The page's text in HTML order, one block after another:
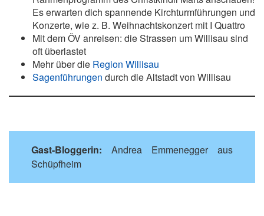
Es erwarten dich spannende Kirchturmführungen und
Konzerte, wie z. B. Weihnachtskonzert mit I Quattro
Mit dem ÖV anreisen: die Strassen um Willisau sind
oft überlastet
Mehr über die Region Willisau
Sagenführungen durch die Altstadt von Willisau
Gast-Bloggerin: Andrea Emmenegger aus
Schüpfheim